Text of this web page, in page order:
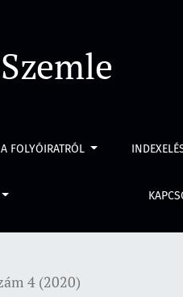
A FOLYÓIRATRÓL
4 (2020)